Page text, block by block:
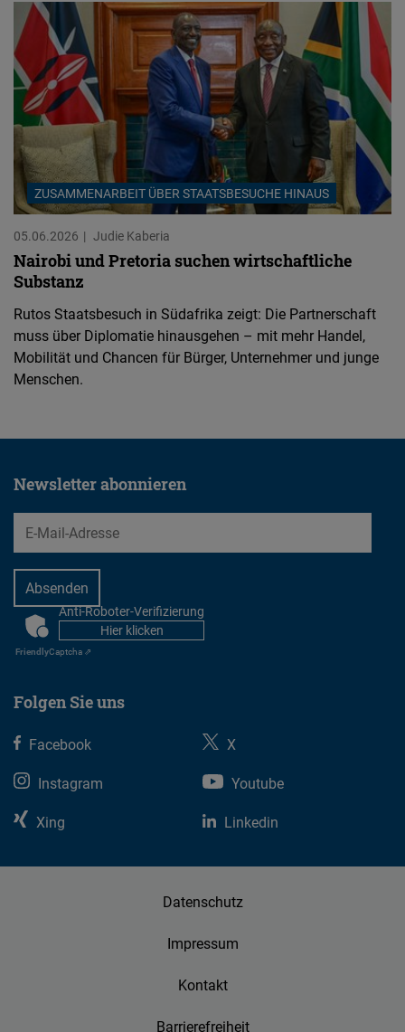
ZUSAMMENARBEIT ÜBER STAATSBESUCHE HINAUS
05.06.2026 Judie Kaberia
Nairobi und Pretoria suchen wirtschaftliche
Substanz
Rutos Staatsbesuch in Südafrika zeigt: Die Partnerschaft
muss über Diplomatie hinausgehen – mit mehr Handel,
Mobilität und Chancen für Bürger, Unternehmer und junge
Menschen.
Newsletter abonnieren
EMail
CAPTCHAAnti-Roboter-Verifizierung
Hier klicken
FriendlyCaptcha ⇗
Folgen Sie uns
Facebook
X
Instagram
Youtube
Xing
Linkedin
Datenschutz
Impressum
Kontakt
Barrierefreiheit